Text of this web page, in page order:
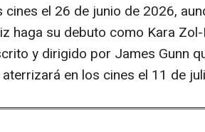
cines el 26 de junio de 2026,
haga su debuto como Kara
y dirigido por James Gunn
en los cines el 11 de